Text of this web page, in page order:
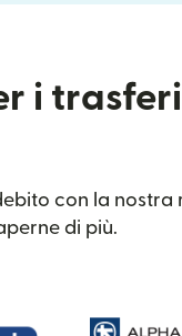
i
con la nostra
di più.